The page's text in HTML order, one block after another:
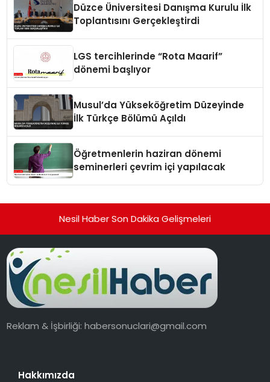
Düzce Üniversitesi Danışma Kurulu İlk
Toplantısını Gerçekleştirdi
LGS tercihlerinde “Rota Maarif”
dönemi başlıyor
Musul’da Yükseköğretim Düzeyinde
İlk Türkçe Bölümü Açıldı
Öğretmenlerin haziran dönemi
seminerleri çevrim içi yapılacak
Nesil Haber Son Dakika Gelişmeleri
Reklam & İşbirliği:habersonuclari@gmail.com
Hakkımızda